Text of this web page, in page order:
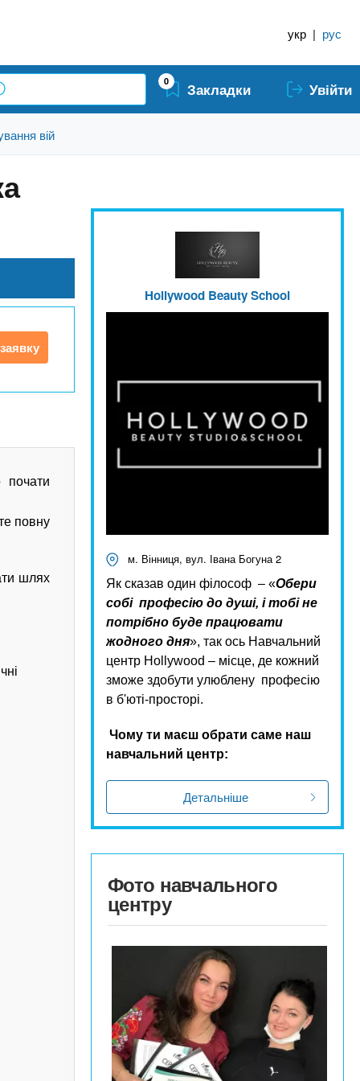
укр | рус
0 Закладки Увійти
вій
почати
повну
шлях
Hollywood Beauty School
м. Вінниця, вул. Івана Богуна 2
Як сказав один філософ – «Обери
собі професію до душі, і тобі не
потрібно буде працювати
жодного дня», так ось Навчальний
центр Hollywood – місце, де кожний
зможе здобути улюблену професію
в б'юті-просторі.
Чому ти маєш обрати саме наш
навчальний центр:
Детальніше
Фото навчального
центру